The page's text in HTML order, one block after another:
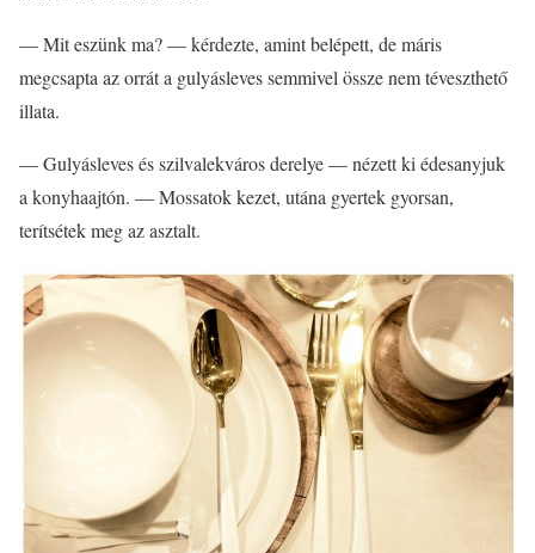
— Mit eszünk ma? — kérdezte, amint belépett, de máris
megcsapta az orrát a gulyásleves semmivel össze nem téveszthető
illata.
— Gulyásleves és szilvalekváros derelye — nézett ki édesanyjuk
a konyhaajtón. — Mossatok kezet, utána gyertek gyorsan,
terítsétek meg az asztalt.